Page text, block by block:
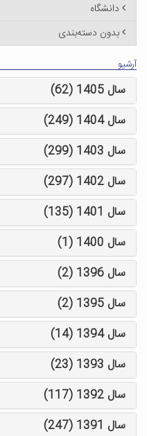
دانشگاه
بدون دسته‌بندی
آرشیو
سال 1405 (62)
سال 1404 (249)
سال 1403 (299)
سال 1402 (297)
سال 1401 (135)
سال 1400 (1)
سال 1396 (2)
سال 1395 (2)
سال 1394 (14)
سال 1393 (23)
سال 1392 (117)
سال 1391 (247)